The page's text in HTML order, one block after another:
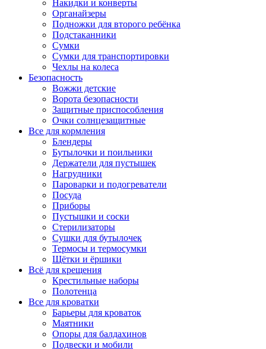
Накидки и конверты
Органайзеры
Подножки для второго ребёнка
Подстаканники
Сумки
Сумки для транспортировки
Чехлы на колеса
Безопасность
Вожжи детские
Ворота безопасности
Защитные приспособления
Очки солнцезащитные
Все для кормления
Блендеры
Бутылочки и поильники
Держатели для пустышек
Нагрудники
Пароварки и подогреватели
Посуда
Приборы
Пустышки и соски
Стерилизаторы
Сушки для бутылочек
Термосы и термосумки
Щётки и ёршики
Всё для крещения
Крестильные наборы
Полотенца
Все для кроватки
Барьеры для кроваток
Маятники
Опоры для балдахинов
Подвески и мобили